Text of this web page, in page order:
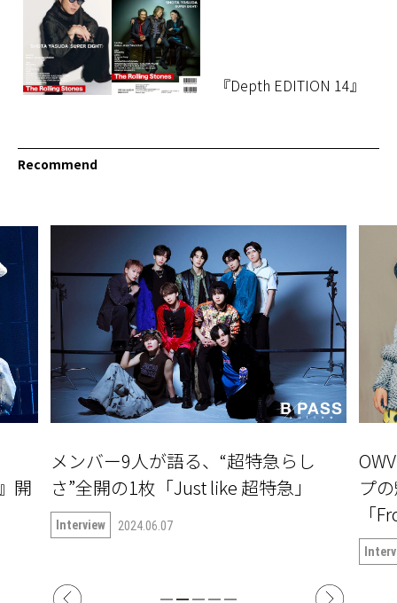
『Depth EDITION 14』
Recommend
開
メンバー9人が語る、“超特急らし
さ”全開の1枚「Just like 超特急」
Interview 2024.06.07
プ
「